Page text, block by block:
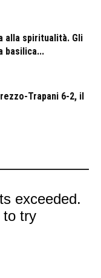
alla spiritualità. Gli
basilica...
Trapani 6-2, il